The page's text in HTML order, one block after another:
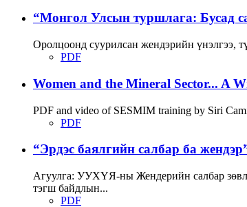
“Монгол Улсын туршлага: Бусад
Оролцоонд суурилсан жендэрийн үнэлгээ,
PDF
Women and the Mineral Sector... A
PDF and video of SESMIM training by Siri
PDF
“Эрдэс баялгийн салбар ба
Агуулга: УУХҮЯ-ны Жендерийн салбар
тэгш байдлын...
PDF